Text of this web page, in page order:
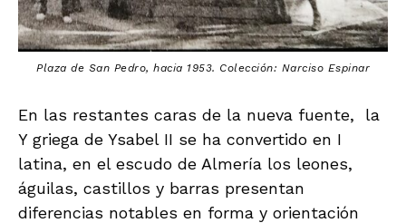
Plaza de San Pedro, hacia 1953. Colección: Narciso Espinar
En las restantes caras de la nueva fuente, la
Y griega de Ysabel II se ha convertido en I
latina, en el escudo de Almería los leones,
águilas, castillos y barras presentan
diferencias notables en forma y orientación